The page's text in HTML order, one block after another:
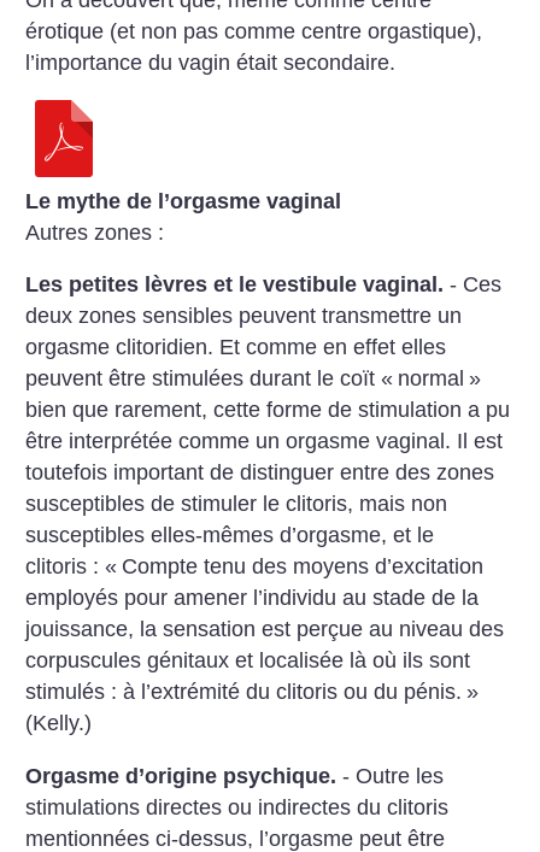
érotique (et non pas comme centre orgastique),
l’importance du vagin était secondaire.
Le mythe de l’orgasme vaginal
Autres zones :
Les petites lèvres et le vestibule vaginal. - Ces
deux zones sensibles peuvent transmettre un
orgasme clitoridien. Et comme en effet elles
peuvent être stimulées durant le coït « normal »
bien que rarement, cette forme de stimulation a pu
être interprétée comme un orgasme vaginal. Il est
toutefois important de distinguer entre des zones
susceptibles de stimuler le clitoris, mais non
susceptibles elles-mêmes d’orgasme, et le
clitoris : « Compte tenu des moyens d’excitation
employés pour amener l’individu au stade de la
jouissance, la sensation est perçue au niveau des
corpuscules génitaux et localisée là où ils sont
stimulés : à l’extrémité du clitoris ou du pénis. »
(Kelly.)
Orgasme d’origine psychique.- Outre les
stimulations directes ou indi­rectes du clitoris
mentionnées ci-dessus, l’orgasme peut être